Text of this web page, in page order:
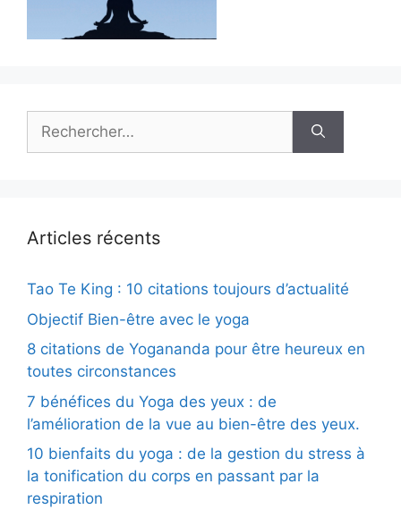
Rechercher :
Articles récents
Tao Te King : 10 citations toujours d’actualité
Objectif Bien-être avec le yoga
8 citations de Yogananda pour être heureux en
toutes circonstances
7 bénéfices du Yoga des yeux : de
l’amélioration de la vue au bien-être des yeux.
10 bienfaits du yoga : de la gestion du stress à
la tonification du corps en passant par la
respiration